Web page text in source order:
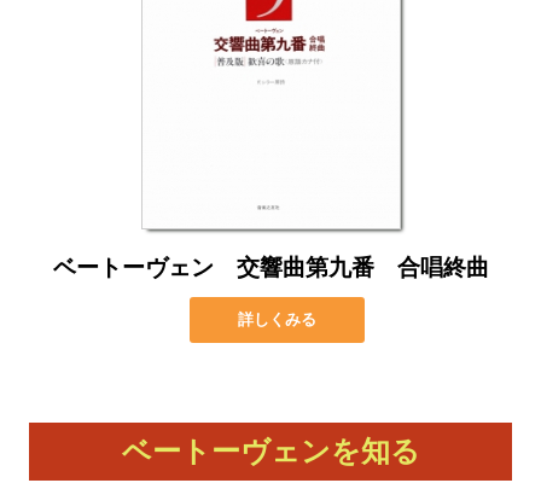
ベートーヴェン 交響曲第九番 合唱終曲
詳しくみる
ベートーヴェンを知る